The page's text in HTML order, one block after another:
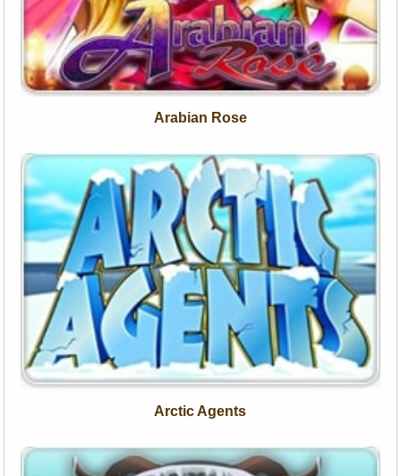
Arabian Rose
Arctic Agents